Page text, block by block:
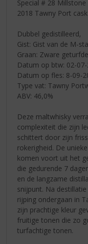
Special # 28
2018 Tawny Port
Dubbel gedistilleerd,
Gist: Gist van de M-
Graan: Zware
Datum op btw: 02-
Datum op fles: 8-09-
Type vat: Tawny
ABV: 46,0%
Deze maltwhisky
complexiteit die zijn
schittert door zijn
rokerigheid. De
komen voort uit het
die gedurende 7
en de langzame
snijpunt. Na
rijping ondergaan in
zijn prachtige kleur
fruitige tonen die zo
turfachtige tonen.